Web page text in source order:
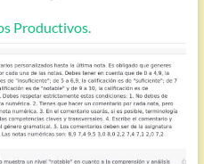
Productivos.